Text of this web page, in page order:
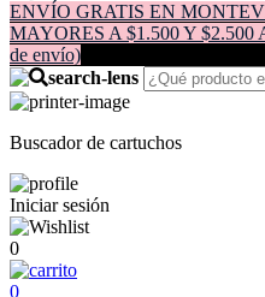
ENVÍO GRATIS EN
MAYORES A $1.500 Y $2.500
de envío)
Buscador de cartuchos
Iniciar sesión
0
0